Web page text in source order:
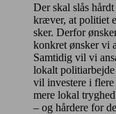
Der skal slås
kræver, at politiet
sker. Derfor
konkret ønsker vi
Samtidig vil vi
lokalt
vil investere i
mere lokal
– og hårdere for